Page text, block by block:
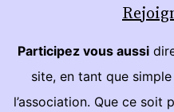
Participez vous aussi
site, en tant que
l’association. Que ce soit